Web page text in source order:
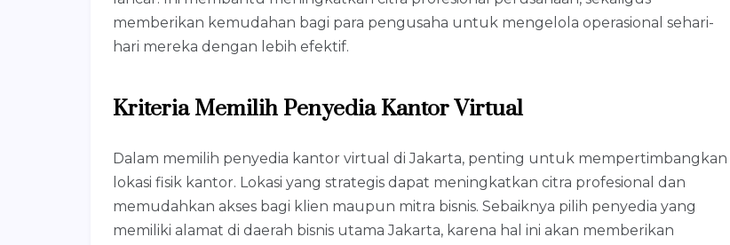
memberikan kemudahan bagi para pengusaha untuk mengelola operasional sehari-
hari mereka dengan lebih efektif.
Kriteria Memilih Penyedia Kantor Virtual
Dalam memilih penyedia kantor virtual di Jakarta, penting untuk mempertimbangkan
lokasi fisik kantor. Lokasi yang strategis dapat meningkatkan citra profesional dan
memudahkan akses bagi klien maupun mitra bisnis. Sebaiknya pilih penyedia yang
memiliki alamat di daerah bisnis utama Jakarta, karena hal ini akan memberikan